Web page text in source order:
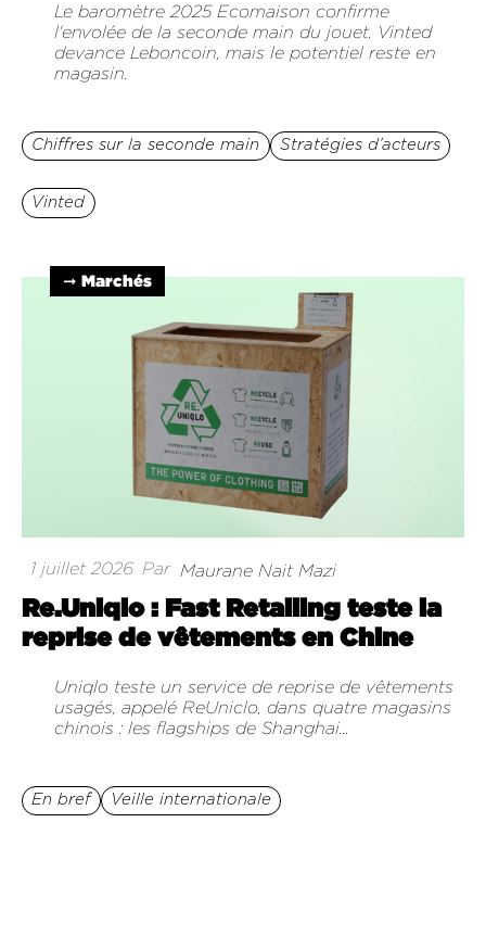
Le baromètre 2025 Ecomaison confirme
l'envolée de la seconde main du jouet. Vinted
devance Leboncoin, mais le potentiel reste en
magasin.
Chiffres sur la seconde main Stratégies d’acteurs
Vinted
➞ Marchés
1 juillet 2026 Par Maurane Nait Mazi
Re.Uniqlo : Fast Retailing teste la
reprise de vêtements en Chine
Uniqlo teste un service de reprise de vêtements
usagés, appelé ReUniclo, dans quatre magasins
chinois : les flagships de Shanghai...
En bref Veille internationale